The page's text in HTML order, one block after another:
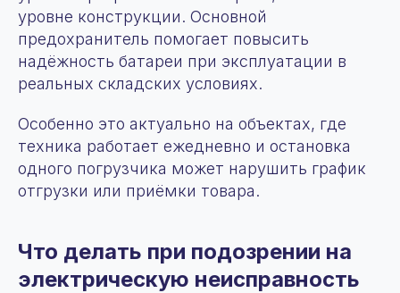
уровне конструкции. Основной
предохранитель помогает повысить
надёжность батареи при эксплуатации в
реальных складских условиях.
Особенно это актуально на объектах, где
техника работает ежедневно и остановка
одного погрузчика может нарушить график
отгрузки или приёмки товара.
Что делать при подозрении на
электрическую неисправность